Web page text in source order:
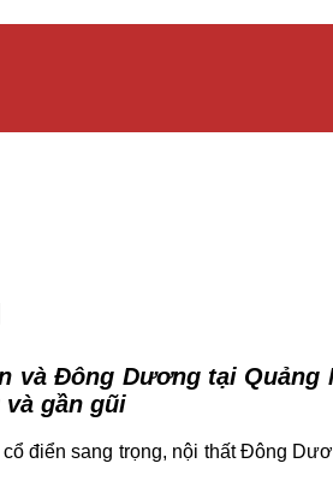
và Đông Dương tại
gần gũi
điển sang trọng, nội thất Đông